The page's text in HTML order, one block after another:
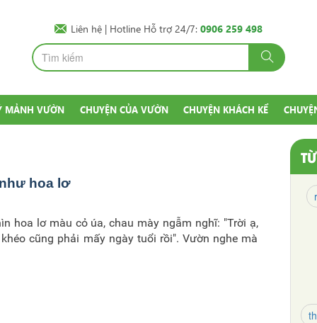
Liên hệ | Hotline Hỗ trợ 24/7:0906 259 498
MẢNH VƯỜN CHUYỆN CỦA VƯỜN CHUYỆN KHÁCH KỂ
hoa lơ
hoa lơ màu cỏ úa, chau mày ngẫm nghĩ: "Trời ạ,
cũng phải mấy ngày tuổi rồi". Vườn nghe mà